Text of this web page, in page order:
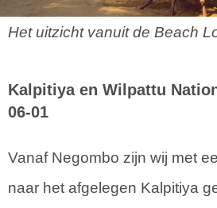
Het uitzicht vanuit de Beach
Kalpitiya en Wilpattu
06-01
Vanaf Negombo zijn wij met
naar het afgelegen Kalpitiya